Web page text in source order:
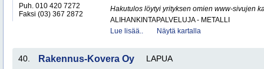
Puh. 010 420 7272
Faksi (03) 367 2872
Hakutulos löytyi yrityksen omien www-sivujen
ALIHANKINTAPALVELUJA - METALLI
Lue lisää..
Näytä kartalla
40. Rakennus-Kovera Oy LAPUA